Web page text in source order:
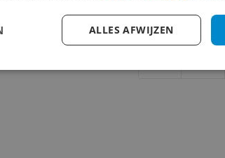
Cijfer
Welk cijfer geef
ALLES AFWIJZEN